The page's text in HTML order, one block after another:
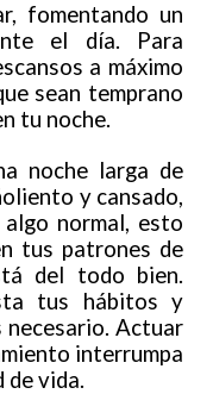
fomentando un
el día. Para
a máximo
sean temprano
tu noche.
noche larga de
y cansado,
normal, esto
tus patrones de
del todo bien.
tus hábitos y
necesario. Actuar
interrumpa
vida.